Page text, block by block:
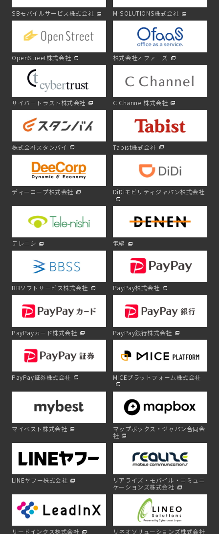
SBモバイルサービス株式会社 M-SOLUTIONS株式会社
OpenStreet株式会社 株式会社オファーズ
サイバートラスト株式会社 C Channel株式会社
株式会社スタンバイ Tabist株式会社
ディーコープ株式会社 DiDiモビリティジャパン株式会社
テレニシ 電縁
BBソフトサービス株式会社 PayPay株式会社
PayPayカード株式会社 PayPay銀行株式会社
PayPay証券株式会社 MICEプラットフォーム株式会社
マイベスト株式会社
マップボックス・ジャパン合同会
社
LINEヤフー株式会社
リアライズ・モバイル・コミュニ
ケーションズ株式会社
リードインクス株式会社 リネオソリューションズ株式会社